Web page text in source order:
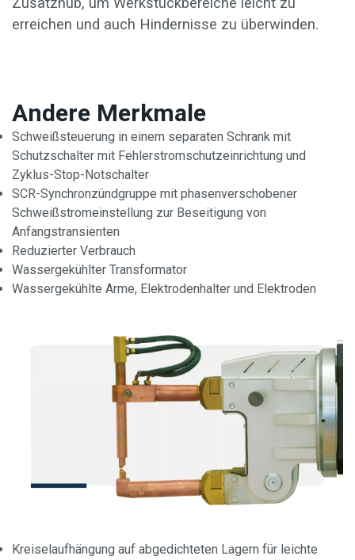
erreichen und auch Hindernisse zu überwinden.
Andere Merkmale
Schweißsteuerung in einem separaten Schrank mit
Schutzschalter mit Fehlerstromschutzeinrichtung und
Zyklus-Stop-Notschalter
SCR-Synchronzündgruppe mit phasenverschobener
Schweißstromeinstellung zur Beseitigung von
Anfangstransienten
Reduzierter Verbrauch
Wassergekühlter Transformator
Wassergekühlte Arme, Elektrodenhalter und Elektroden
Kreiselaufhängung auf abgedichteten Lagern für leichte